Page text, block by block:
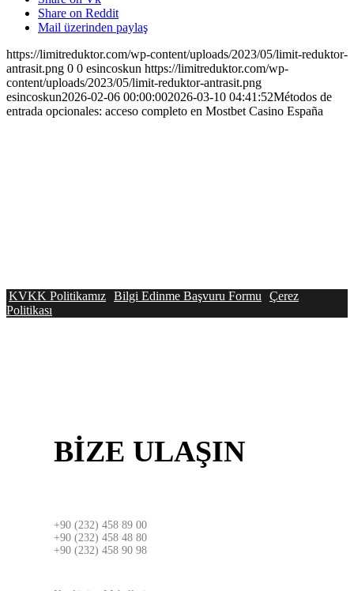
Share on Reddit
Mail üzerinden paylaş
https://limitreduktor.com/wp-content/uploads/2023/05/limit-reduktor-
antrasit.png 0 0 esincoskun https://limitreduktor.com/wp-
content/uploads/2023/05/limit-reduktor-antrasit.png
esincoskun2026-02-06 00:00:002026-03-10 04:41:52Métodos de
entrada opcionales: acceso completo en Mostbet Casino España
KVKK Politikamız Bilgi Edinme Başvuru Formu
Çerez
Politikası
BİZE ULAŞIN
+90 (232) 458 89 00
+90 (232) 458 48 80
+90 (232) 458 90 98